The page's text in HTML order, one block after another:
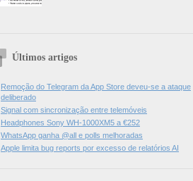
Últimos artigos
Remoção do Telegram da App Store deveu-se a ataque
deliberado
Signal com sincronização entre telemóveis
Headphones Sony WH-1000XM5 a €252
WhatsApp ganha @all e polls melhoradas
Apple limita bug reports por excesso de relatórios AI